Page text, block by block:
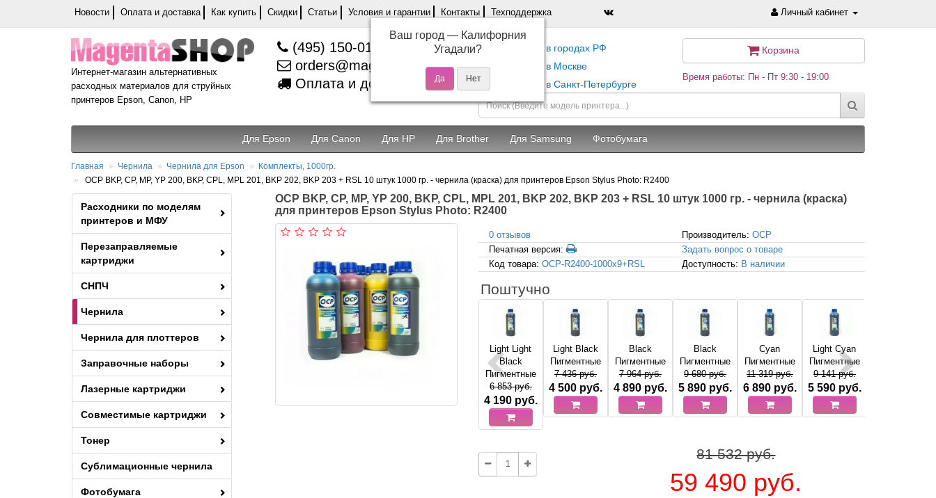
Новости Оплата и доставка Как купить Скидки Статьи Условия и гарантии Контакты Техподдержка Личный кабинет
Интернет-магазин альтернативных
расходных материалов для струйных
принтеров Epson, Canon, HP
(495) 150-01-37
orders@magentashop.ru
Оплата и доставка
Самовывоз в городах РФ
Самовывоз в Москве
Самовывоз в Санкт-Петербурге
Корзина
Время работы: Пн - Пт 9:30 - 19:00
Для Epson Для Canon Для HP Для Brother Для Samsung Фотобумага
Главная Чернила Чернила для Epson
Комплекты, 1000гр.
OCP BKP, CP, MP, YP 200, BKP, CPL, MPL 201, BKP 202, BKP 203 + RSL 10 штук 1000 гр. - чернила (краска) для принтеров Epson Stylus Photo: R2400
Расходники по моделям
принтеров и МФУ
Перезаправляемые
картриджи
СНПЧ
Чернила
Чернила для плоттеров
Заправочные наборы
Лазерные картриджи
Совместимые картриджи
Тонер
Сублимационные чернила
Фотобумага
OCP BKP, CP, MP, YP 200, BKP, CPL, MPL 201, BKP 202, BKP 203 + RSL 10 штук 1000 гр. - чернила (краска)
для принтеров Epson Stylus Photo: R2400
0 отзывов Производитель:OCP
Печатная версия:
Задать вопрос о товаре
Код товара: OCP-R2400-1000x9+RSL Доступность: В наличии
Поштучно
Light Light
Black
Пигментные
6 853 руб.
4 190руб.
Light Black
Пигментные
7 436 руб.
4 500руб.
Black
Пигментные
7 964 руб.
4 890руб.
Black
Пигментные
9 680 руб.
5 890руб.
Cyan
Пигментные
11 319 руб.
6 890руб.
Light Cyan
Пигментные
9 141 руб.
5 590руб.
81 532 руб.
59 490 руб.
Ваш город — Калифорния
Угадали?